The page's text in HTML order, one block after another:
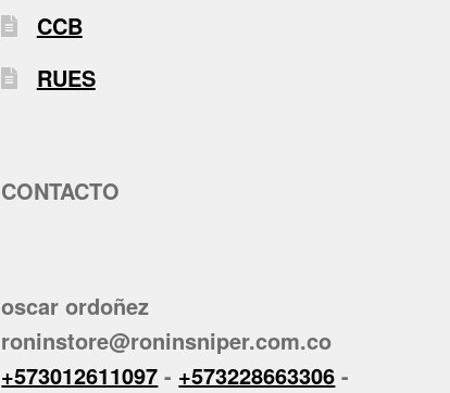
CCB
RUES
CONTACTO
oscar ordoñez
roninstore@roninsniper.com.co
+573012611097 - +573228663306 -